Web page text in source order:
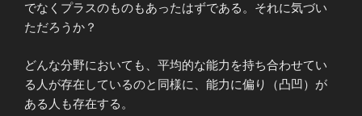
でなくプラスのものもあったはずである。それに気づい
ただろうか？
どんな分野においても、平均的な能力を持ち合わせてい
る人が存在しているのと同様に、能力に偏り（凸凹）が
ある人も存在する。